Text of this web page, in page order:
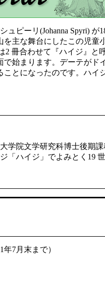
ピーリ(Johanna Spyri)
主な舞台にしたこの児童
2 冊合わせて『ハイジ』
始まります。デーテが
とになったのです。ハ
学院文学研究科博士後期
「ハイジ」でよみとく19
7月末まで）